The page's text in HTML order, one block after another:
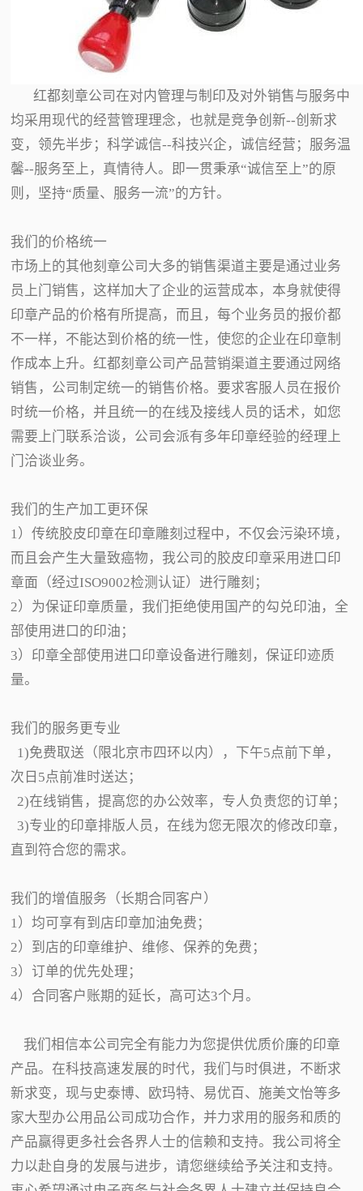
红都刻章公司在对内管理与制印及对外销售与服务中
均采用现代的经营管理理念，也就是竞争创新--创新求
变，领先半步；科学诚信--科技兴企，诚信经营；服务温
馨--服务至上，真情待人。即一贯秉承“诚信至上”的原
则，坚持“质量、服务一流”的方针。
我们的价格统一
市场上的其他刻章公司大多的销售渠道主要是通过业务
员上门销售，这样加大了企业的运营成本，本身就使得
印章产品的价格有所提高，而且，每个业务员的报价都
不一样，不能达到价格的统一性，使您的企业在印章制
作成本上升。红都刻章公司产品营销渠道主要通过网络
销售，公司制定统一的销售价格。要求客服人员在报价
时统一价格，并且统一的在线及接线人员的话术，如您
需要上门联系洽谈，公司会派有多年印章经验的经理上
门洽谈业务。
我们的生产加工更环保
1）传统胶皮印章在印章雕刻过程中，不仅会污染环境，
而且会产生大量致癌物，我公司的胶皮印章采用进口印
章面（经过ISO9002检测认证）进行雕刻；
2）为保证印章质量，我们拒绝使用国产的勾兑印油，全
部使用进口的印油；
3）印章全部使用进口印章设备进行雕刻，保证印迹质
量。
我们的服务更专业
1)免费取送（限北京市四环以内），下午5点前下单，
次日5点前准时送达；
2)在线销售，提高您的办公效率，专人负责您的订单；
3)专业的印章排版人员，在线为您无限次的修改印章，
直到符合您的需求。
我们的增值服务（长期合同客户）
1）均可享有到店印章加油免费；
2）到店的印章维护、维修、保养的免费；
3）订单的优先处理；
4）合同客户账期的延长，高可达3个月。
我们相信本公司完全有能力为您提供优质价廉的印章
产品。在科技高速发展的时代，我们与时俱进，不断求
新求变，现与史泰博、欧玛特、易优百、施美文怡等多
家大型办公用品公司成功合作，并力求用的服务和质的
产品赢得更多社会各界人士的信赖和支持。我公司将全
力以赴自身的发展与进步，请您继续给予关注和支持。